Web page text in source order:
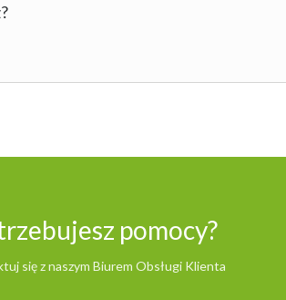
pomocy?
się z naszym Biurem Obsługi Klienta